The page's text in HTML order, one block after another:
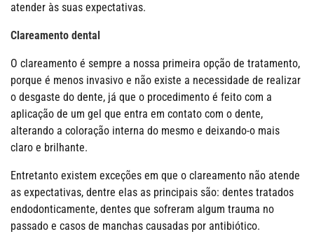
atender às suas expectativas.
Clareamento dental
O clareamento é sempre a nossa primeira opção de tratamento,
porque é menos invasivo e não existe a necessidade de realizar
o desgaste do dente, já que o procedimento é feito com a
aplicação de um gel que entra em contato com o dente,
alterando a coloração interna do mesmo e deixando-o mais
claro e brilhante.
Entretanto existem exceções em que o clareamento não atende
as expectativas, dentre elas as principais são: dentes tratados
endodonticamente, dentes que sofreram algum trauma no
passado e casos de manchas causadas por antibiótico.